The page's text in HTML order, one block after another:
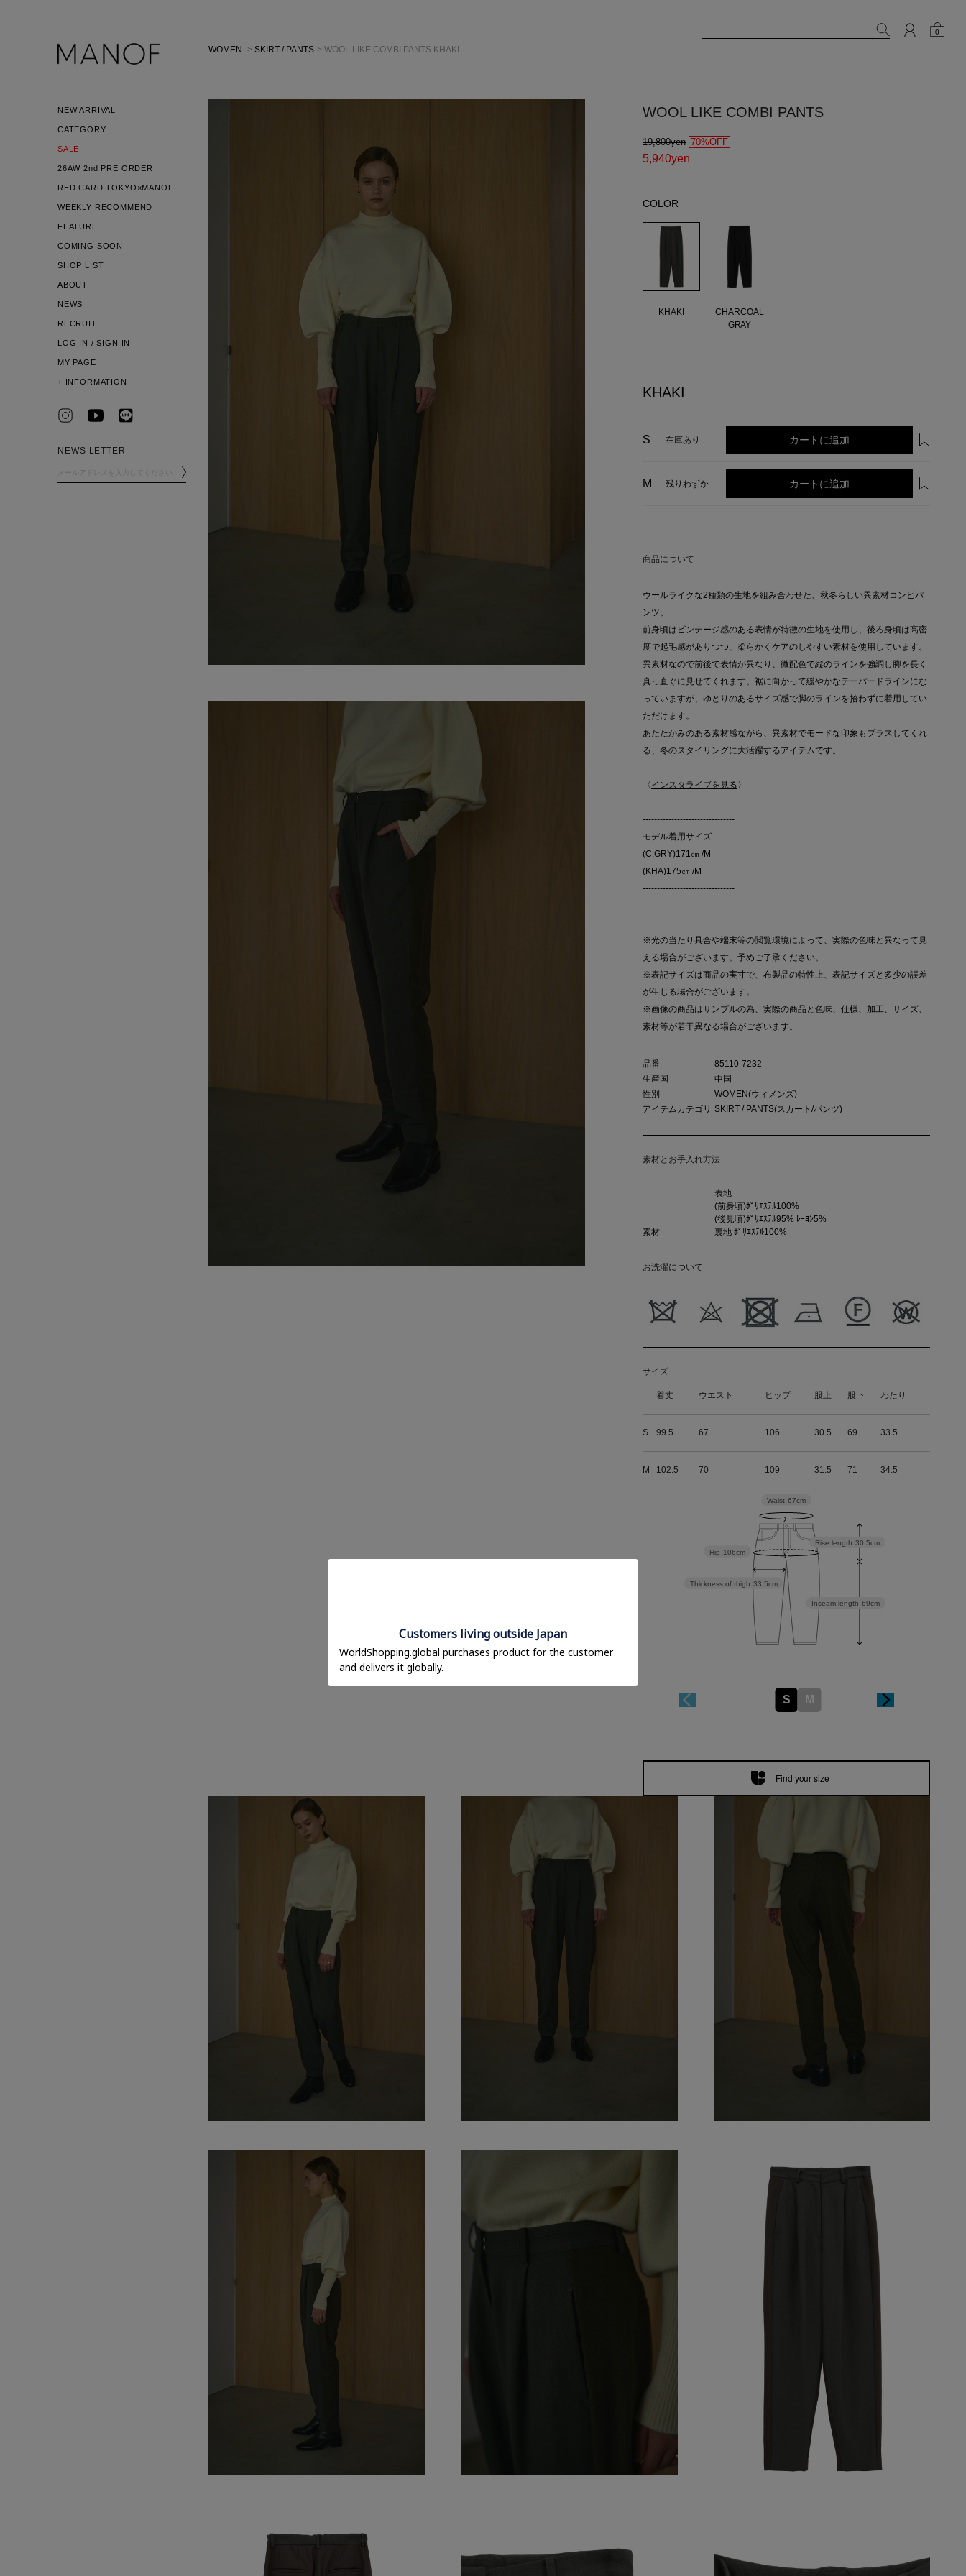
NEW ARRIVAL
CATEGORY
SALE
26AW 2nd PRE ORDER
RED CARD TOKYO×MANOF
WEEKLY RECOMMEND
FEATURE
COMING SOON
SHOP LIST
ABOUT
NEWS
RECRUIT
LOG IN / SIGN IN
MY PAGE
+ INFORMATION
NEWS LETTER
0
WOMEN > SKIRT / PANTS > WOOL LIKE COMBI PANTS KHAKI
WOOL LIKE COMBI PANTS
19,800yen 70%OFF
5,940yen
COLOR
KHAKI
CHARCOAL
GRAY
KHAKI
S 在庫あり カートに追加
M 残りわずか カートに追加
商品について
ウールライクな2種類の生地を組み合わせた、秋冬らしい異素材コンビパ
ンツ。
前身頃はビンテージ感のある表情が特徴の生地を使用し、後ろ身頃は高密
度で起毛感がありつつ、柔らかくケアのしやすい素材を使用しています。
異素材なので前後で表情が異なり、微配色で縦のラインを強調し脚を長く
真っ直ぐに見せてくれます。裾に向かって緩やかなテーパードラインにな
っていますが、ゆとりのあるサイズ感で脚のラインを拾わずに着用してい
ただけます。
あたたかみのある素材感ながら、異素材でモードな印象もプラスしてくれ
る、冬のスタイリングに大活躍するアイテムです。
〈 インスタライブを見る 〉
--------------------------------
モデル着用サイズ
(C.GRY)171㎝ /M
(KHA)175㎝ /M
--------------------------------
※光の当たり具合や端末等の閲覧環境によって、実際の色味と異なって見
える場合がございます。予めご了承ください。
※表記サイズは商品の実寸で、布製品の特性上、表記サイズと多少の誤差
が生じる場合がございます。
※画像の商品はサンプルの為、実際の商品と色味、仕様、加工、サイズ、
素材等が若干異なる場合がございます。
品番
85110-7232
生産国
中国
性別
WOMEN(ウィメンズ)
アイテムカテゴリ SKIRT / PANTS(スカート/パンツ)
素材とお手入れ方法
素材
表地
(前身頃)ﾎﾟﾘｴｽﾃﾙ100%
(後見頃)ﾎﾟﾘｴｽﾃﾙ95% ﾚｰﾖﾝ5%
裏地 ﾎﾟﾘｴｽﾃﾙ100%
お洗濯について
サイズ
着丈 ウエスト ヒップ 股上 股下 わたり
S 99.5 67 106 30.5 69 33.5
M 102.5 70 109 31.5 71 34.5
Inseam length 69cm
Rise length 30.5cm
Thickness of thigh 33.5cm
Hip 106cm
Waist 67cm
S M
Find your size